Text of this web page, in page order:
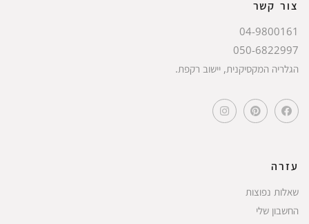
צור קשר
04-9800161
050-6822997
הגלריה המקסיקנית, יישוב רקפת.
עזרה
שאלות נפוצות
החשבון שלי